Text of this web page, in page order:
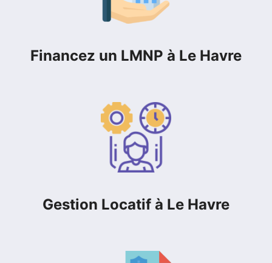
Financez un LMNP à Le Havre
Gestion Locatif à Le Havre